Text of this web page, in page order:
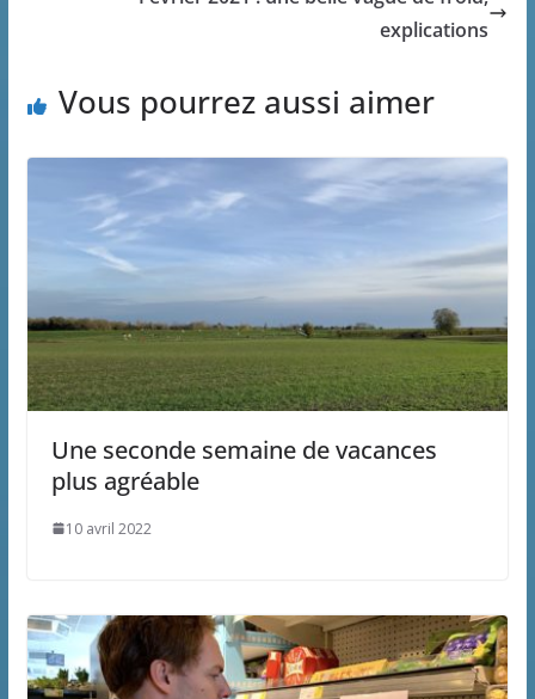
explications
Vous pourrez aussi aimer
Une seconde semaine de vacances
plus agréable
10 avril 2022